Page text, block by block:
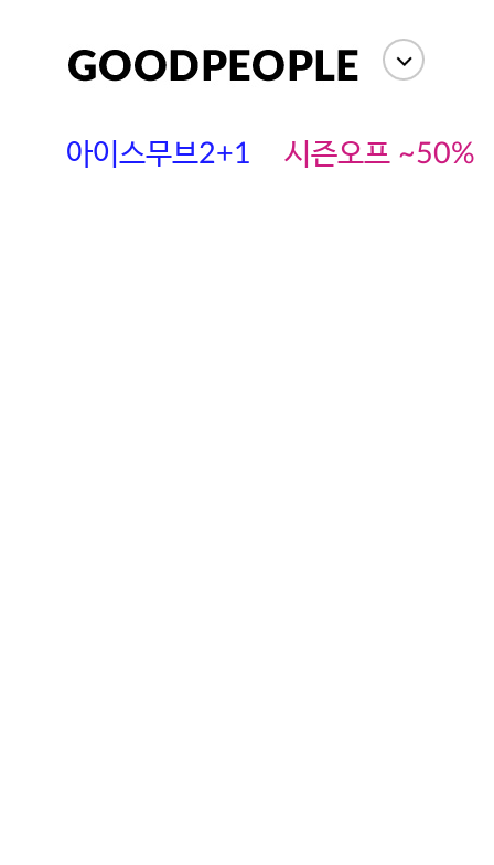
아이스무브2+1 시즌오프 ~50%
상세정보 사이즈 상품평(